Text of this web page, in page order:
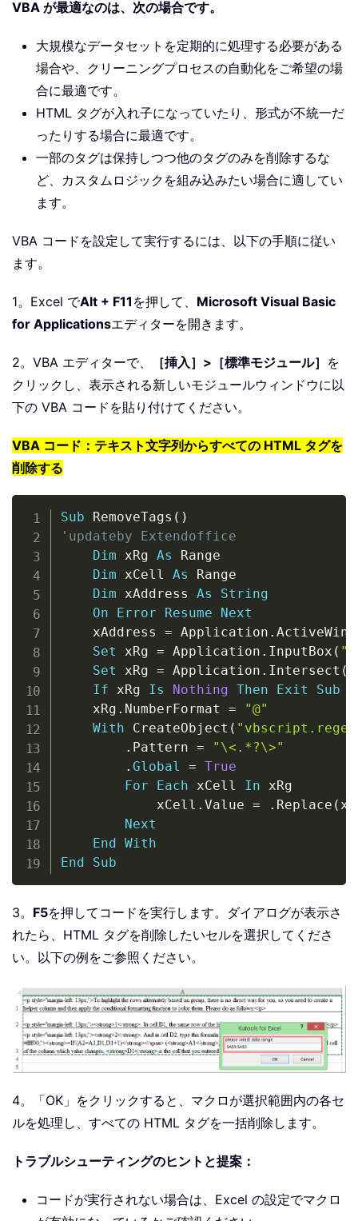
VBA が最適なのは、次の場合です。
大規模なデータセットを定期的に処理する必要がある
場合や、クリーニングプロセスの自動化をご希望の場
合に最適です。
HTML タグが入れ子になっていたり、形式が不統一だ
ったりする場合に最適です。
一部のタグは保持しつつ他のタグのみを削除するな
ど、カスタムロジックを組み込みたい場合に適してい
ます。
VBA コードを設定して実行するには、以下の手順に従い
ます。
1。Excel でAlt + F11 を押して、 Microsoft Visual Basic
for Applicationsエディターを開きます。
2。VBA エディターで、 ［挿入］>［標準モジュール］ を
クリックし、表示される新しいモジュールウィンドウに以
下の VBA コードを貼り付けてください。
VBA コード：テキスト文字列からすべての HTML タグを
削除する
Sub RemoveTags ( )
'updateby Extendoffice
Dim xRg As Range
Dim xCell As Range
Dim xAddress As
String
On
Error Resume
Next
    xAddress
= Application .
Set xRg = Application . InputBox (
Set xRg = Application . Intersect (
If xRg Is Nothing Then Exit
Sub
    xRg
. NumberFormat =
"@"
With CreateObject (
. Pattern =
"\<.*?\>"
. Global = True
For
Each xCell In xRg
            xCell
. Value = . Replace (
Next
End
With
End
Sub
3。 F5を押してコードを実行します。ダイアログが表示さ
れたら、HTML タグを削除したいセルを選択してくださ
い。以下の例をご参照ください。
4。「OK」をクリックすると、マクロが選択範囲内の各セ
ルを処理し、すべての HTML タグを一括削除します。
トラブルシューティングのヒントと提案：
コードが実行されない場合は、Excel の設定でマクロ